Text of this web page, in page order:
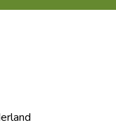
Nederland